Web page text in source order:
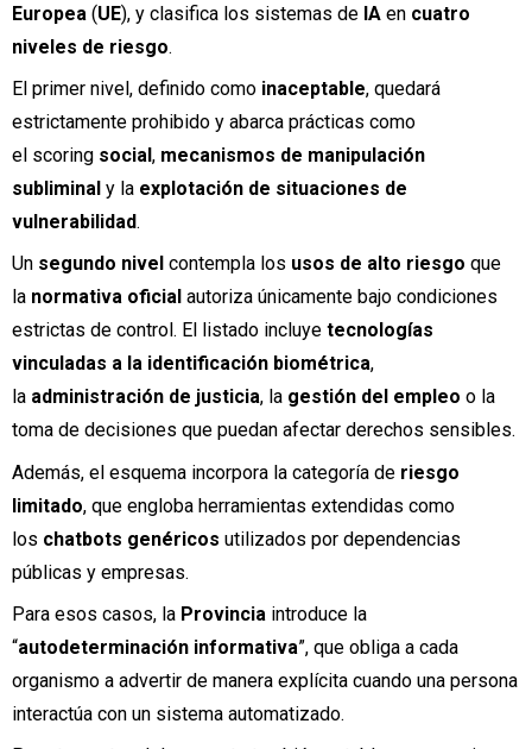
Europea (UE), y clasifica los sistemas de IA en cuatro
niveles de riesgo.
El primer nivel, definido como inaceptable, quedará
estrictamente prohibido y abarca prácticas como
el scoring social , mecanismos de manipulación
subliminal y la explotación de situaciones de
vulnerabilidad.
Un segundo nivel contempla los usos de alto riesgo que
la normativa oficial autoriza únicamente bajo condiciones
estrictas de control. El listado incluye tecnologías
vinculadas a la identificación biométrica,
la administración de justicia, la gestión del empleo o la
toma de decisiones que puedan afectar derechos sensibles.
Además, el esquema incorpora la categoría de riesgo
limitado, que engloba herramientas extendidas como
los chatbots genéricos utilizados por dependencias
públicas y empresas.
Para esos casos, la Provincia introduce la
“autodeterminación informativa”, que obliga a cada
organismo a advertir de manera explícita cuando una persona
interactúa con un sistema automatizado.